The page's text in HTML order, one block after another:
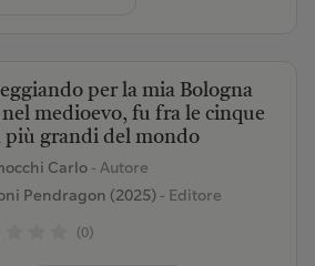
per la mia Bologna
nel medioevo, fu fra le cinque
più grandi del mondo
Carlo - Autore
Pendragon (2025)- Editore
(0)